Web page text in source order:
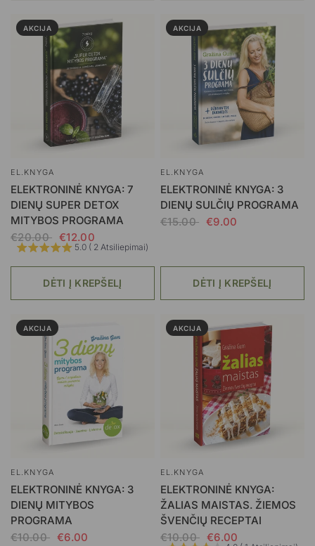
AKCIJA
EL.KNYGA
ELEKTRONINĖ KNYGA: 7
DIENŲ SUPER DETOX
MITYBOS PROGRAMA
€20.00
€12.00
5.0 ( 2 Atsiliepimai)
DĖTI Į KREPŠELĮ
AKCIJA
EL.KNYGA
ELEKTRONINĖ KNYGA: 3
DIENŲ SULČIŲ PROGRAMA
€15.00
€9.00
DĖTI Į KREPŠELĮ
AKCIJA
EL.KNYGA
ELEKTRONINĖ KNYGA: 3
DIENŲ MITYBOS
PROGRAMA
€10.00
€6.00
AKCIJA
EL.KNYGA
ELEKTRONINĖ KNYGA:
ŽALIAS MAISTAS. ŽIEMOS
ŠVENČIŲ RECEPTAI
€10.00
€6.00